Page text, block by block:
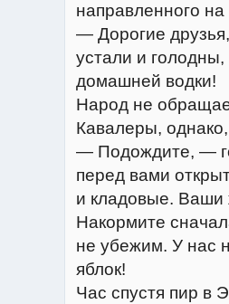
направленного
— Дорогие
устали и
домашней водки!
Народ не
Кавалеры,
— Подождите, —
перед вами
и кладовые. Ваши
Накормите
не убежим. У нас
яблок!
Час спустя пир в